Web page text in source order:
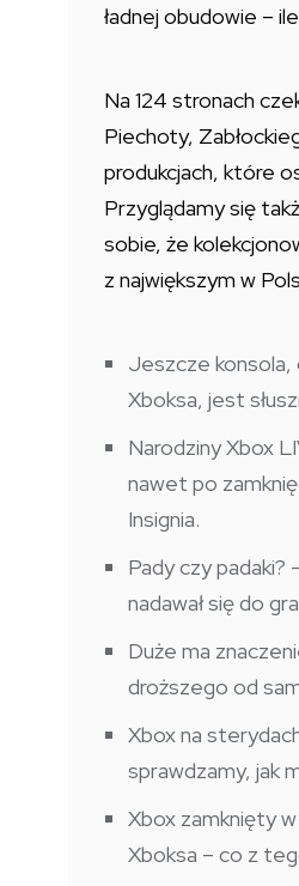
ładnej obudowie –
Na 124 stronach
Piechoty,
produkcjach, które
Przyglądamy się
sobie, że
z największym w
Jeszcze konsola,
Xboksa, jest
Narodziny Xbox
nawet po
Insignia.
Pady czy padaki?
nadawał się do
Duże ma
droższego od
Xbox na
sprawdzamy, jak
Xbox zamknięty
Xboksa – co z